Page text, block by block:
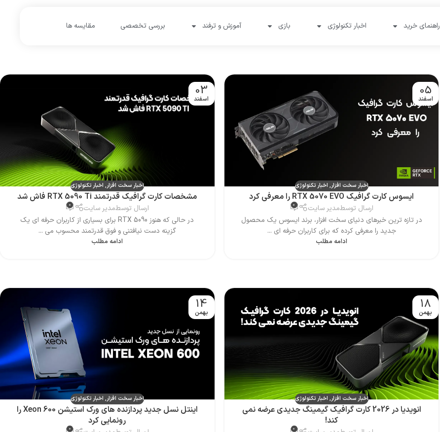
راهنمای خرید اخبار تکنولوژی بازی آموزش و ترفند بررسی تخصصی مقایسه ها
05
اسفند
اخبار سخت افزار, اخبار تکنولوژی
ایسوس کارت گرافیک RTX 5070 EVO را معرفی کرد
ارسال توسطمدیر سایت 0
در تازه ترین خبرهای دنیای سخت افزار، برند ایسوس یک محصول
جدید را معرفی کرده که برای کاربران حرفه ای ...
ادامه مطلب
03
اسفند
اخبار سخت افزار, اخبار تکنولوژی
مشخصات کارت گرافیک قدرتمند RTX 5090 Ti فاش شد
ارسال توسطمدیر سایت 0
در حالی که هنوز RTX 5090 برای بسیاری از کاربران حرفه ای یک
گزینه دست نیافتنی و فوق قدرتمند محسوب می ...
ادامه مطلب
18
بهمن
اخبار سخت افزار, اخبار تکنولوژی
انویدیا در 2026 کارت گرافیک گیمینگ جدیدی عرضه نمی
کند!
0
14
بهمن
اخبار سخت افزار, اخبار تکنولوژی
اینتل نسل جدید پردازنده های ورک استیشن Xeon 600 را
رونمایی کرد
0